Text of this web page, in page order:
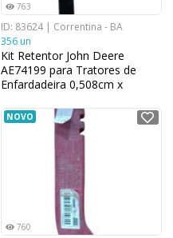
763
ID: 83624 | Correntina - BA
356 un
Kit Retentor John Deere
AE74199 para Tratores de
Enfardadeira 0,508cm x
NOVO
760